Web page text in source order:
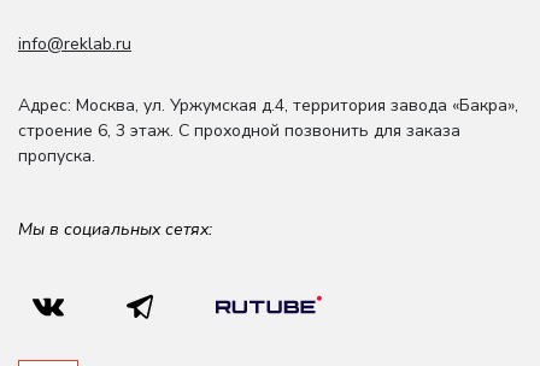
info@reklab.ru
Адрес: Москва, ул. Уржумская д.4, территория завода «Бакра»,
строение 6, 3 этаж. С проходной позвонить для заказа
пропуска.
Мы в социальных сетях: